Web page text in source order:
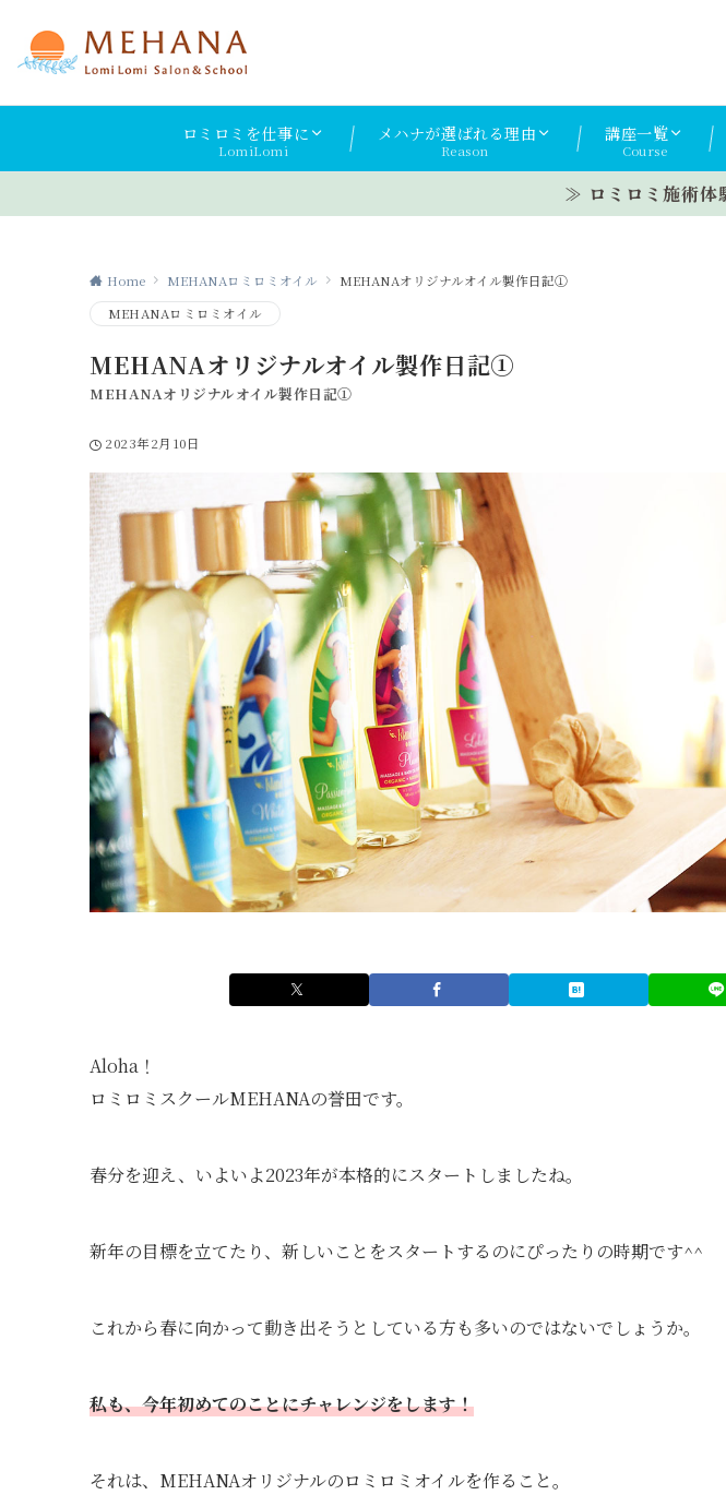
ロミロミを仕事に
LomiLomi
メハナが選ばれる理由
Reason
講座一覧
Course
≫ ロミロミ施術体
Home MEHANAロミロミオイル
MEHANAオリジナルオイル製作日記①
MEHANAロミロミオイル
MEHANAオリジナルオイル製作日記①
MEHANAオリジナルオイル製作日記①
2023年2月10日
Aloha！
ロミロミスクールMEHANAの誉田です。
春分を迎え、いよいよ2023年が本格的にスタートしましたね。
新年の目標を立てたり、新しいことをスタートするのにぴったりの時期です^^
これから春に向かって動き出そうとしている方も多いのではないでしょうか。
私も、今年初めてのことにチャレンジをします！
それは、MEHANAオリジナルのロミロミオイルを作ること。